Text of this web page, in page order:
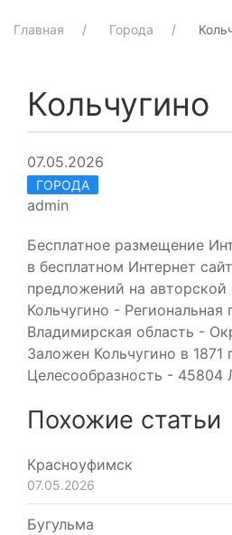
Главная Города
Кольчугино
07.05.2026
ГОРОДА
admin
Бесплатное размещение
в бесплатном Интернет
предложений на авторской
Кольчугино - Региональная
Владимирская область -
Заложен Кольчугино в
Целесообразность - 45804
Похожие статьи
Красноуфимск
07.05.2026
Бугульма